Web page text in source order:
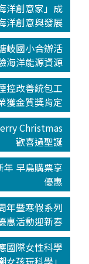
洋創意家」成
洋創意與發展
岐國小合辦活
海洋能源資源
控改善統包工
獲金質獎肯定
Christmas
歡喜過聖誕
年 早鳥購票享
優惠
年暨寒假系列
惠活動迎新春
國際女性科學
女孩玩科學」